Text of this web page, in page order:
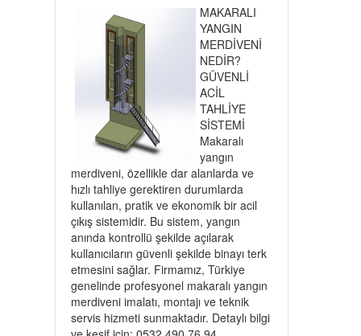
MAKARALI
YANGIN
MERDİVENİ
NEDİR?
GÜVENLİ
ACİL
TAHLİYE
SİSTEMİ
Makaralı
yangın
merdiveni, özellikle dar alanlarda ve
hızlı tahliye gerektiren durumlarda
kullanılan, pratik ve ekonomik bir acil
çıkış sistemidir. Bu sistem, yangın
anında kontrollü şekilde açılarak
kullanıcıların güvenli şekilde binayı terk
etmesini sağlar. Firmamız, Türkiye
genelinde profesyonel makaralı yangın
merdiveni imalatı, montajı ve teknik
servis hizmeti sunmaktadır. Detaylı bilgi